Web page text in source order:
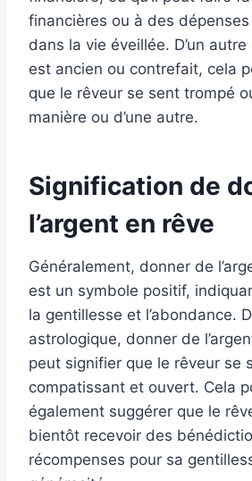
financières ou à des
dans la vie éveillée. D’un autre
est ancien ou contrefait, cela
que le rêveur se sent trompé
manière ou d’une autre.
Signification de
l’argent en rêve
Généralement, donner de
est un symbole positif,
la gentillesse et l’abondance.
astrologique, donner de
peut signifier que le rêveur se
compatissant et ouvert. Cela
également suggérer que le
bientôt recevoir des
récompenses pour sa